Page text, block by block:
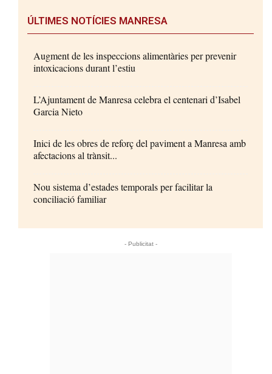
ÚLTIMES NOTÍCIES MANRESA
Augment de les inspeccions alimentàries per prevenir
intoxicacions durant l’estiu
L’Ajuntament de Manresa celebra el centenari d’Isabel
Garcia Nieto
Inici de les obres de reforç del paviment a Manresa amb
afectacions al trànsit...
Nou sistema d’estades temporals per facilitar la
conciliació familiar
- Publicitat -